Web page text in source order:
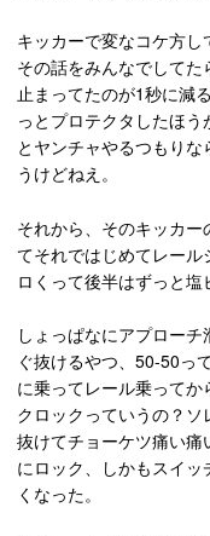
キッカーで変なコケ方し
その話をみんなでして
止まってたのが1秒に減
っとプロテクタしたほ
とヤンチャやるつもり
うけどねえ。
それから、そのキッカ
てそれではじめてレー
ロくって後半はずっと塩
しょっぱなにアプロー
ぐ抜けるやつ、50-50っ
に乗ってレール乗って
クロックっていうの？
抜けてチョーケツ痛い
にロック、しかもスイ
くなった。